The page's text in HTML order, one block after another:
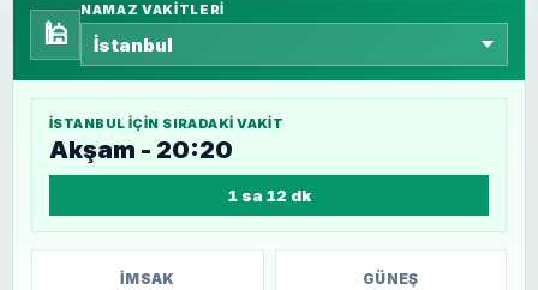
🕌
NAMAZ VAKITLERI
İSTANBUL IÇIN SIRADAKI VAKIT
Akşam - 20:20
1 sa 12 dk
İMSAK GÜNEŞ